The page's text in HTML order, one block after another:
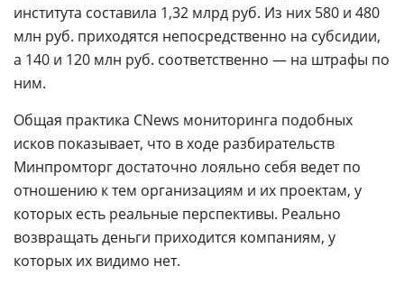
института составила 1,32 млрд руб. Из них 580 и 480
млн руб. приходятся непосредственно на субсидии,
а 140 и 120 млн руб. соответственно — на штрафы по
ним.
Общая практика CNews мониторинга подобных
исков показывает, что в ходе разбирательств
Минпромторг достаточно лояльно себя ведет по
отношению к тем организациям и их проектам, у
которых есть реальные перспективы. Реально
возвращать деньги приходится компаниям, у
которых их видимо нет.